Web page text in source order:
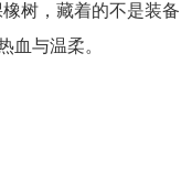
树，藏着的不是装备
血与温柔。